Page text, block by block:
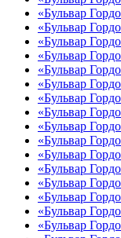
«Бульвар
«Бульвар
«Бульвар
«Бульвар
«Бульвар
«Бульвар
«Бульвар
«Бульвар
«Бульвар
«Бульвар
«Бульвар
«Бульвар
«Бульвар
«Бульвар
«Бульвар
«Бульвар